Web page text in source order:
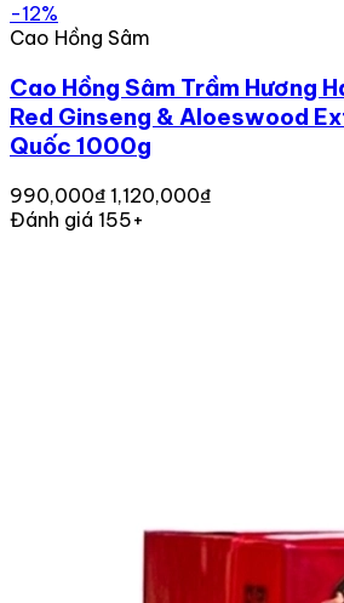
-12%
Cao Hồng Sâm
Cao Hồng Sâm Trầm Hương
Red Ginseng & Aloeswood
Quốc 1000g
990,000₫ 1,120,000₫
Đánh giá 155+